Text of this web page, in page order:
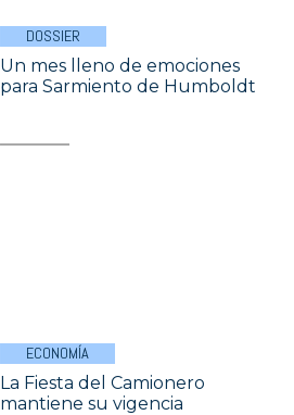
DOSSIER
Un mes lleno de emociones
para Sarmiento de Humboldt
ECONOMÍA
La Fiesta del Camionero
mantiene su vigencia